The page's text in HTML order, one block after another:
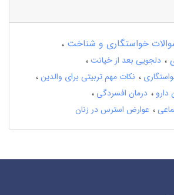
خواستگاری و شناخت
دلجویی بعد از خیانت
نکات مهم تربیتی برای والدین
درمان افسردگی
عوارض استرس در زنان